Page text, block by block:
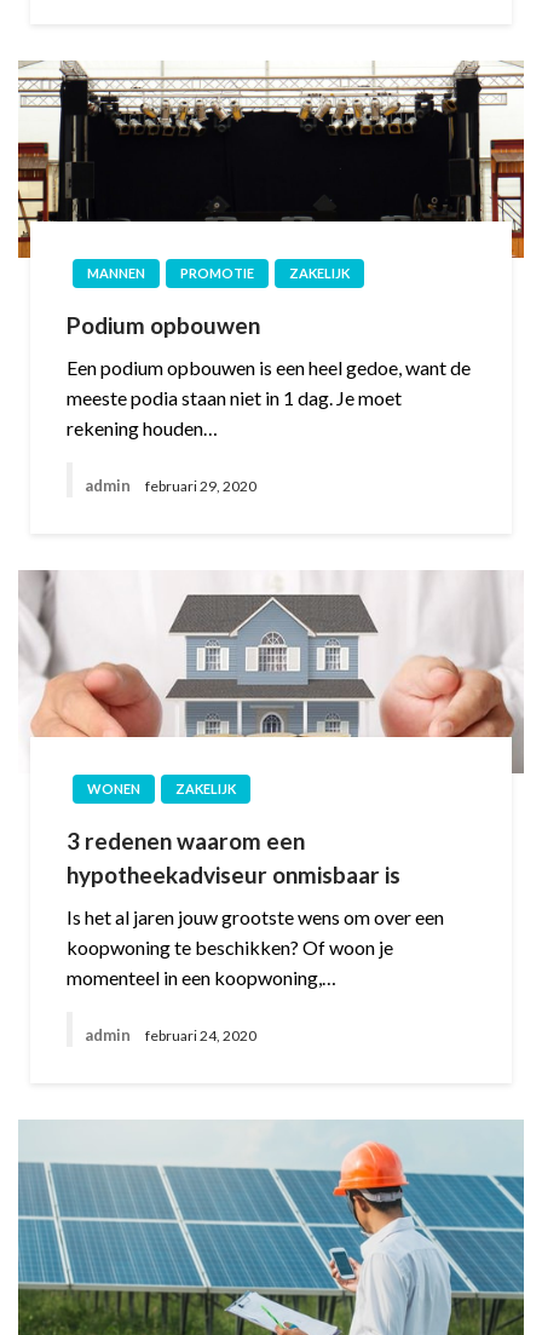
MANNEN PROMOTIE ZAKELIJK
Podium opbouwen
Een podium opbouwen is een heel gedoe, want de
meeste podia staan niet in 1 dag. Je moet
rekening houden…
admin februari 29, 2020
WONEN ZAKELIJK
3 redenen waarom een
hypotheekadviseur onmisbaar is
Is het al jaren jouw grootste wens om over een
koopwoning te beschikken? Of woon je
momenteel in een koopwoning,…
admin februari 24, 2020